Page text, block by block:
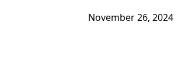
November 26, 2024